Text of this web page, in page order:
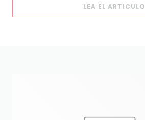
LEA EL ARTICULO